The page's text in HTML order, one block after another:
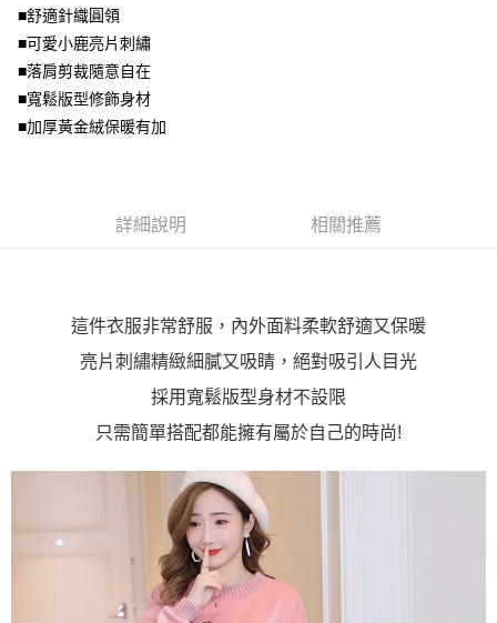
帳／街口支付／iPASS MONEY」等通路繳費。
【注意事項】
1.本服務係由「台灣大哥大股份有限公司」（以下簡稱本公司）所提供，讓
用戶於交易時，得透過本服務購買商品或服務，並由商店將買賣／分期付款
買賣價金債權讓與本公司後，依約使用本公司帳單繳交帳款。
結帳頁面，進行簡訊認證並確認金額後，即可完成結帳。
３．收到繳費通知簡訊後14天內，點擊此簡訊中的連結，可透過四大超商／
ATM／網路銀行／等多元方式進行付款，方視為交易完成。
※ 請注意：結帳手續完成當下不需立刻繳費，但若您需要取消訂單，請聯絡
購買商品的店家。未經商家同意取消之訂單仍視為有效，需透過AFTEE先享
後付繳納相關費用。
https://aftee.tw/terms/#terms3
３．未成年的使用者請事先徵得法定代理人或監護人之同意方可使用
「AFTEE先享後付」，若未經同意申辦者引起之損失，本公司不負相關責
時審查核予不同之上限額度；若仍有額度不足之情形，本公司將視審查結果
５．嚴禁一人註冊多個帳號或使用他人資訊註冊。若發現惡意使用之情形，
恩沛科技股份有限公司將有權停止該用戶之使用額度並採取法律行動。
付款後全家取貨
每筆NT$70，滿NT$699(含以上)免運費
7-11取貨付款
每筆NT$70，滿NT$799(含以上)免運費
■舒適針織圓領
■可愛小鹿亮片刺繡
■落肩剪裁隨意自在
■寬鬆版型修飾身材
■加厚黃金絨保暖有加
詳細說明 相關推薦
這件衣服非常舒服，內外面料柔軟舒適又保暖
亮片刺繡精緻細膩又吸睛，絕對吸引人目光
採用寬鬆版型身材不設限
只需簡單搭配都能擁有屬於自己的時尚!